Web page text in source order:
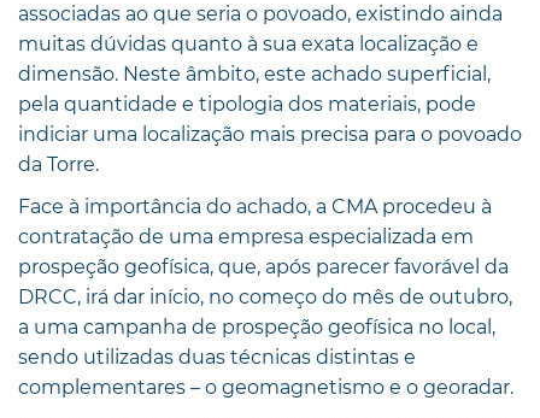
associadas ao que seria o povoado, existindo ainda
muitas dúvidas quanto à sua exata localização e
dimensão. Neste âmbito, este achado superficial,
pela quantidade e tipologia dos materiais, pode
indiciar uma localização mais precisa para o povoado
da Torre.
Face à importância do achado, a CMA procedeu à
contratação de uma empresa especializada em
prospeção geofísica, que, após parecer favorável da
DRCC, irá dar início, no começo do mês de outubro,
a uma campanha de prospeção geofísica no local,
sendo utilizadas duas técnicas distintas e
complementares – o geomagnetismo e o georadar.